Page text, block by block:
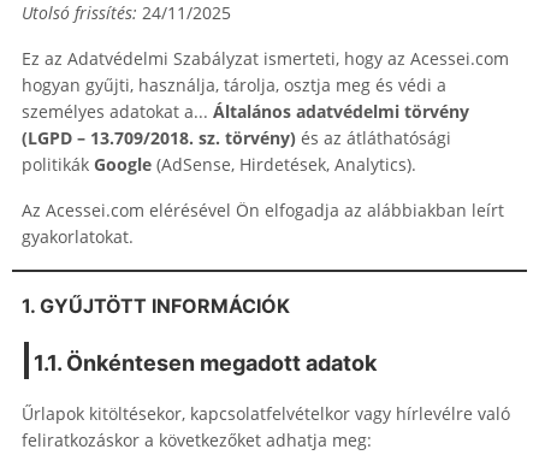
Utolsó frissítés: 24/11/2025
Ez az Adatvédelmi Szabályzat ismerteti, hogy az Acessei.com
hogyan gyűjti, használja, tárolja, osztja meg és védi a
személyes adatokat a... Általános adatvédelmi törvény
(LGPD – 13.709/2018. sz. törvény) és az átláthatósági
politikák Google (AdSense, Hirdetések, Analytics).
Az Acessei.com elérésével Ön elfogadja az alábbiakban leírt
gyakorlatokat.
1. GYŰJTÖTT INFORMÁCIÓK
1.1. Önkéntesen megadott adatok
Űrlapok kitöltésekor, kapcsolatfelvételkor vagy hírlevélre való
feliratkozáskor a következőket adhatja meg: